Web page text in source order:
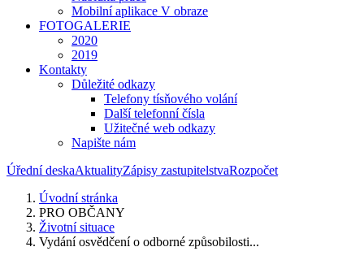
Mobilní aplikace V obraze
FOTOGALERIE
2020
2019
Kontakty
Důležité odkazy
Telefony tísňového volání
Další telefonní čísla
Užitečné web odkazy
Napište nám
Úřední deskaAktualityZápisy zastupitelstvaRozpočet
Úvodní stránka
PRO OBČANY
Životní situace
Vydání osvědčení o odborné způsobilosti...